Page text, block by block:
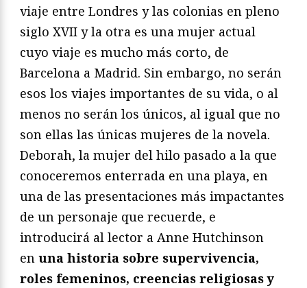
viaje entre Londres y las colonias en pleno
siglo XVII y la otra es una mujer actual
cuyo viaje es mucho más corto, de
Barcelona a Madrid. Sin embargo, no serán
esos los viajes importantes de su vida, o al
menos no serán los únicos, al igual que no
son ellas las únicas mujeres de la novela.
Deborah, la mujer del hilo pasado a la que
conoceremos enterrada en una playa, en
una de las presentaciones más impactantes
de un personaje que recuerde, e
introducirá al lector a Anne Hutchinson
en una historia sobre supervivencia,
roles femeninos, creencias religiosas y